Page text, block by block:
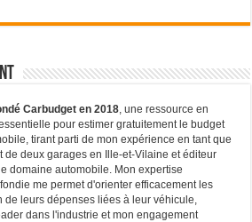
Carbudget en 2018, une ressource en
pour estimer gratuitement le budget
tirant parti de mon expérience en tant que
de deux garages en Ille-et-Vilaine et éditeur
domaine automobile. Mon expertise
me permet d'orienter efficacement les
de leurs dépenses liées à leur véhicule,
dans l'industrie et mon engagement